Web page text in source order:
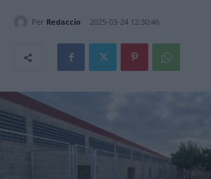
Per Redaccio 2025-03-24 12:30:46